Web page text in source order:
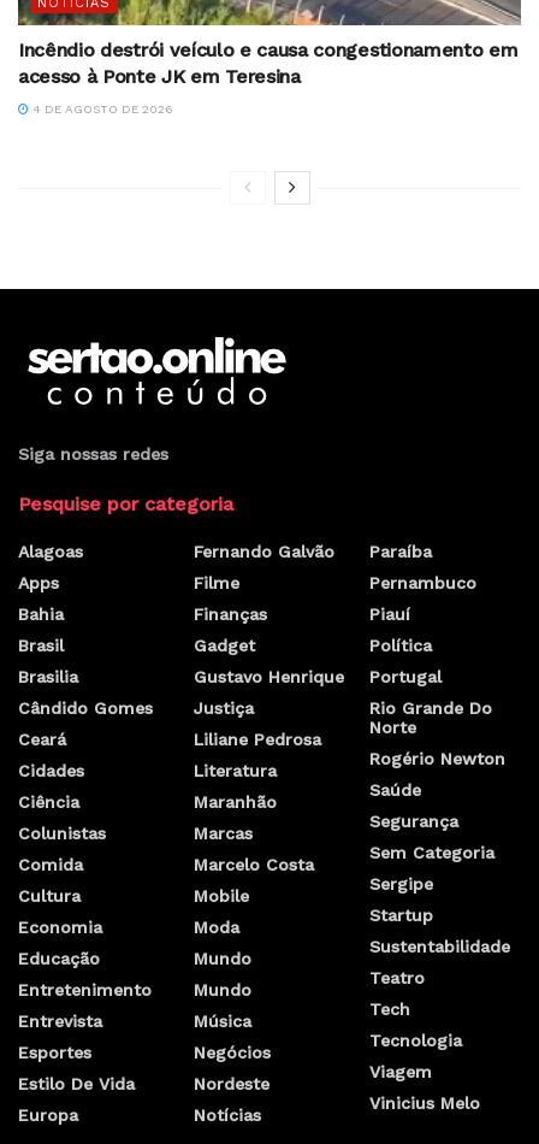
Incêndio destrói veículo e causa congestionamento em
acesso à Ponte JK em Teresina
4 DE AGOSTO DE 2026
Siga nossas redes
Pesquise por categoria
Alagoas
Apps
Bahia
Brasil
Brasilia
Cândido Gomes
Ceará
Cidades
Ciência
Colunistas
Comida
Cultura
Economia
Educação
Entretenimento
Entrevista
Esportes
Estilo De Vida
Europa
Fernando Galvão
Filme
Finanças
Gadget
Gustavo Henrique
Justiça
Liliane Pedrosa
Literatura
Maranhão
Marcas
Marcelo Costa
Mobile
Moda
Mundo
Mundo
Música
Negócios
Nordeste
Notícias
Paraíba
Pernambuco
Piauí
Política
Portugal
Rio Grande Do
Norte
Rogério Newton
Saúde
Segurança
Sem Categoria
Sergipe
Startup
Sustentabilidade
Teatro
Tech
Tecnologia
Viagem
Vinicius Melo